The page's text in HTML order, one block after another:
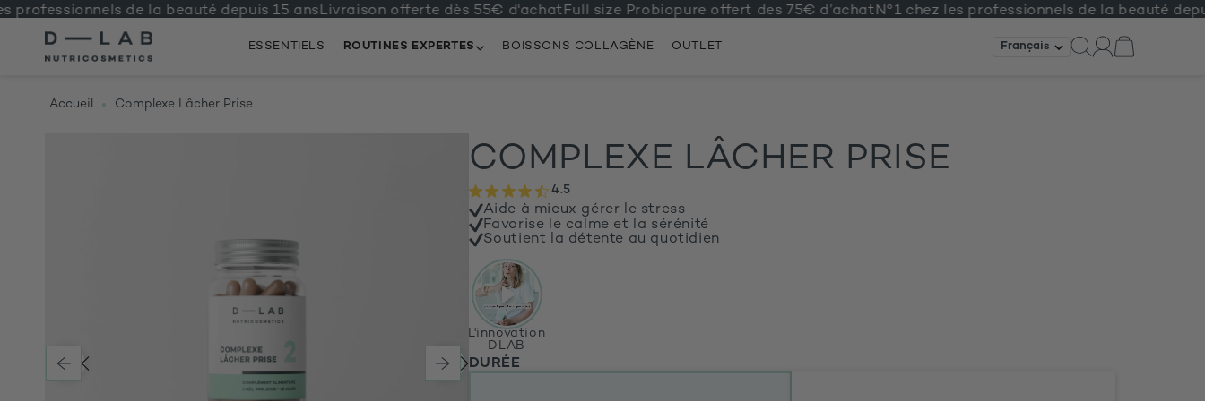
IGNORER
de la beauté depuis 15 ansLivraison offerte dès 55€ d'achatFull size Probiopure offert des 75€ d’achatN°1 chez les professionnels de la beauté depuis
ESSENTIELS ROUTINES EXPERTES BOISSONS COLLAGÈNE OUTLET
Accueil Complexe Lâcher Prise
COMPLEXE LÂCHER PRISE
4.5
Aide à mieux gérer le stress
Favorise le calme et la sérénité
Soutient la détente au quotidien
L'innovation
DLAB
DURÉE